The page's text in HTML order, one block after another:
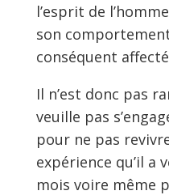
l’esprit de
son
conséquent
Il n’est donc pas
veuille pas
pour ne pas
expérience qu’il a
mois voire même